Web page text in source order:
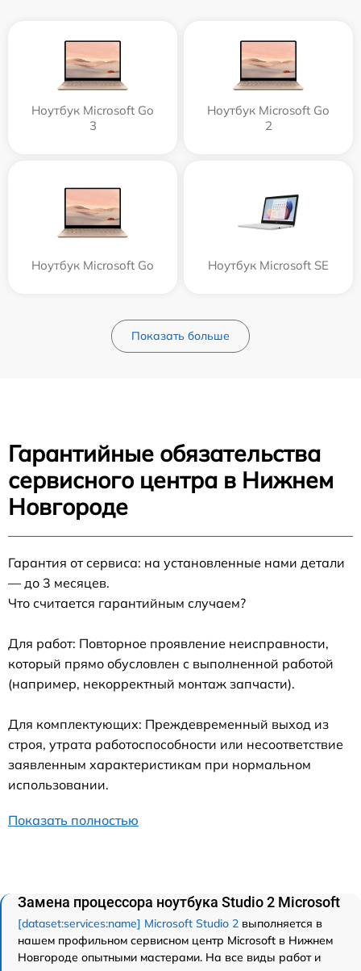
Ноутбук Microsoft Go
3
Ноутбук Microsoft Go
2
Ноутбук Microsoft Go Ноутбук Microsoft SE
Показать больше
Гарантийные обязательства
сервисного центра в Нижнем
Новгороде
Гарантия от сервиса: на установленные нами детали
— до 3 месяцев.
Что считается гарантийным случаем?
Для работ: Повторное проявление неисправности,
который прямо обусловлен с выполненной работой
(например, некорректный монтаж запчасти).
Для комплектующих: Преждевременный выход из
строя, утрата работоспособности или несоответствие
заявленным характеристикам при нормальном
использовании.
Показать полностью
Замена процессора ноутбука Studio 2 Microsoft
[dataset:services:name] Microsoft Studio 2 выполняется в
нашем профильном сервисном центр Microsoft в Нижнем
Новгороде опытными мастерами. На все виды работ и